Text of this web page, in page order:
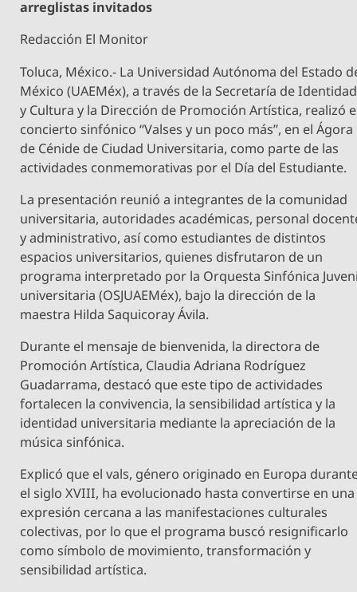
arreglistas invitados
Redacción El Monitor
Toluca, México.- La Universidad Autónoma del Estado
México (UAEMéx), a través de la Secretaría de Identidad
y Cultura y la Dirección de Promoción Artística, realizó
concierto sinfónico “Valses y un poco más”, en el Ágora
de Cénide de Ciudad Universitaria, como parte de las
actividades conmemorativas por el Día del Estudiante.
La presentación reunió a integrantes de la comunidad
universitaria, autoridades académicas, personal
y administrativo, así como estudiantes de distintos
espacios universitarios, quienes disfrutaron de un
programa interpretado por la Orquesta Sinfónica
universitaria (OSJUAEMéx), bajo la dirección de la
maestra Hilda Saquicoray Ávila.
Durante el mensaje de bienvenida, la directora de
Promoción Artística, Claudia Adriana Rodríguez
Guadarrama, destacó que este tipo de actividades
fortalecen la convivencia, la sensibilidad artística y la
identidad universitaria mediante la apreciación de la
música sinfónica.
Explicó que el vals, género originado en Europa
el siglo XVIII, ha evolucionado hasta convertirse en una
expresión cercana a las manifestaciones culturales
colectivas, por lo que el programa buscó resignificarlo
como símbolo de movimiento, transformación y
sensibilidad artística.